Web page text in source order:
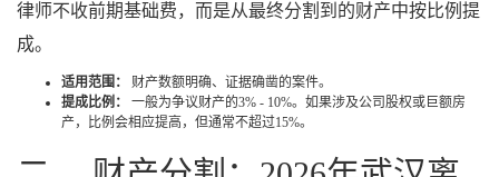
律师不收前期基础费，而是从最终分割到的财产中按比例提
成。
适用范围：
财产数额明确、证据确凿的案件。
提成比例：
一般为争议财产的3% - 10%。如果涉及公司股权或巨额房
产，比例会相应提高，但通常不超过15%。